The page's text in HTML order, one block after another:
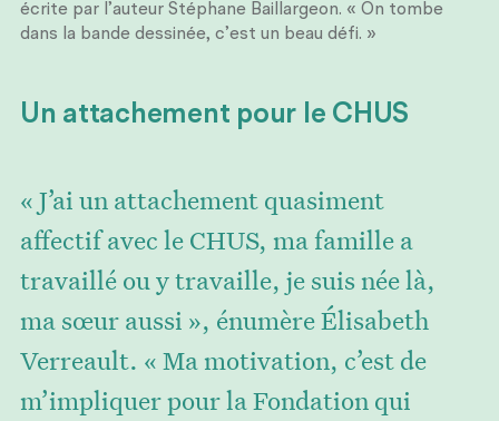
écrite par l’auteur Stéphane Baillargeon. « On tombe
dans la bande dessinée, c’est un beau défi. »
Un attachement pour le CHUS
« J’ai un attachement quasiment
affectif avec le CHUS, ma famille a
travaillé ou y travaille, je suis née là,
ma sœur aussi », énumère Élisabeth
Verreault. « Ma motivation, c’est de
m’impliquer pour la Fondation qui